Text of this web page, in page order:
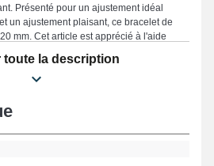
Présenté pour un ajustement idéal
un ajustement plaisant, ce bracelet de
mm. Cet article est apprécié à l'aide
à votre look quotidien et en
en toute circonstance. Le coloris
optimal et fonctionnalité avancée afin
adeptes de confort. Cette gamme de
présente une fermeture velcro
avec le format de Steel HR
toute la description